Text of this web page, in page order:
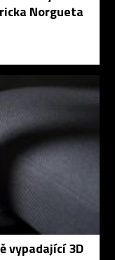
Norgueta
vypadající 3D